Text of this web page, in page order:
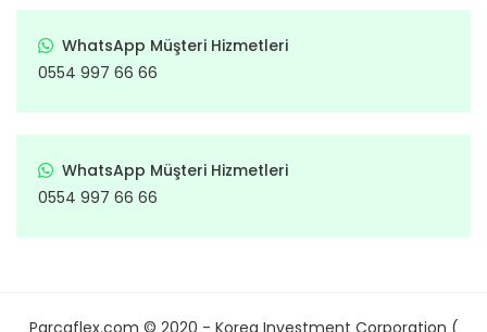
WhatsApp Müşteri Hizmetleri
0554 997 66 66
WhatsApp Müşteri Hizmetleri
0554 997 66 66
Parcaflex.com © 2020 - Korea Investment Corporation (